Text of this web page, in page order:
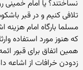
نساختند؟ یا امام
تلافی کنیم و در قبر
مسلما بارگاه امام
که هنوز مورد استفاده
همین اتفاق برای قبور
زدودن خرافات از اشاعه